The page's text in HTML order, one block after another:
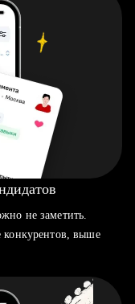
не заметить.
конкурентов, выше